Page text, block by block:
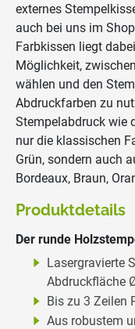
externes
auch bei uns im
Farbkissen liegt
Möglichkeit,
wählen und den
Abdruckfarben zu
Stempelabdruck wie
nur die klassischen
Grün, sondern auch
Bordeaux, Braun,
Produktdetails
Der runde
Lasergravierte
Abdruckfläche
Bis zu 3 Zeilen
Aus robustem